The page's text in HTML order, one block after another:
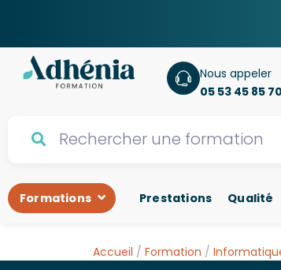
Nous appeler
05 53 45 85 70
Formations Prestations Qualité
Accueil / Formation /